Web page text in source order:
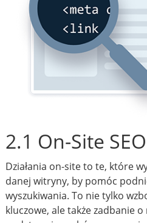
2.1 On-Site SEO
Działania on-site to te, które
danej witryny, by pomóc
wyszukiwania. To nie tylko
kluczowe, ale także zadbanie